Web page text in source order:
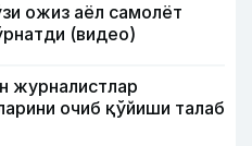
ожиз аёл самолёт
(видео)
журналистлар
очиб қўйиши талаб